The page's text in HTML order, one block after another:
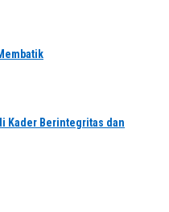
Kader Berintegritas dan